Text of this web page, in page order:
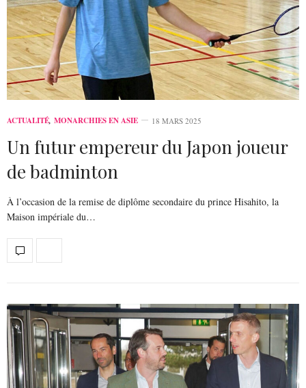
ACTUALITÉ, MONARCHIES EN ASIE 18 MARS 2025
Un futur empereur du Japon joueur
de badminton
À l’occasion de la remise de diplôme secondaire du prince Hisahito, la
Maison impériale du…